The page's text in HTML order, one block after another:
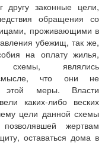
другу законные цели,
обращения со
проживающими в
убежищ, так же,
на оплату жилья,
являлись
что они не
этой меры. Власти
каких-либо веских
цели данной схемы
жертвам
оставаться дома в